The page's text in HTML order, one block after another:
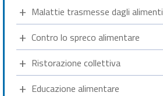
Malattie trasmesse dagli alimenti
Contro lo spreco alimentare
Ristorazione collettiva
Educazione alimentare